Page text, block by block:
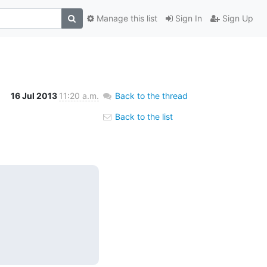
Sign In Sign Up
Manage this list
16 Jul 2013 11:20 a.m. Back to the thread
Back to the list